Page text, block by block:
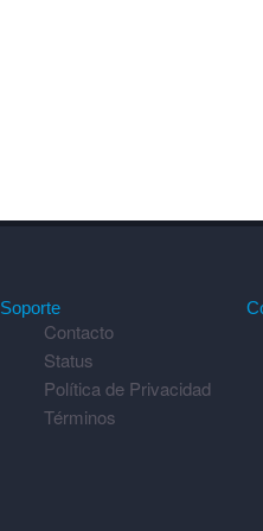
Soporte
Contacto
Status
Política de Privacidad
Términos